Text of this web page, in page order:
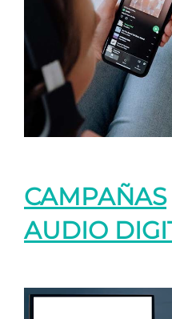
CAMPAÑAS
AUDIO